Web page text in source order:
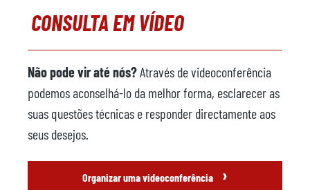
CONSULTA EM VÍDEO
Não pode vir até nós?Através de videoconferência
podemos aconselhá-lo da melhor forma, esclarecer as
suas questões técnicas e responder directamente aos
seus desejos.
Organizar uma videoconferência ›